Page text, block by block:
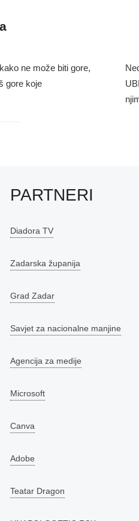
ne može biti gore,
gore koje
PARTNERI
Diadora TV
Zadarska županija
Grad Zadar
Savjet za nacionalne manjine
Agencija za medije
Microsoft
Canva
Adobe
Teatar Dragon